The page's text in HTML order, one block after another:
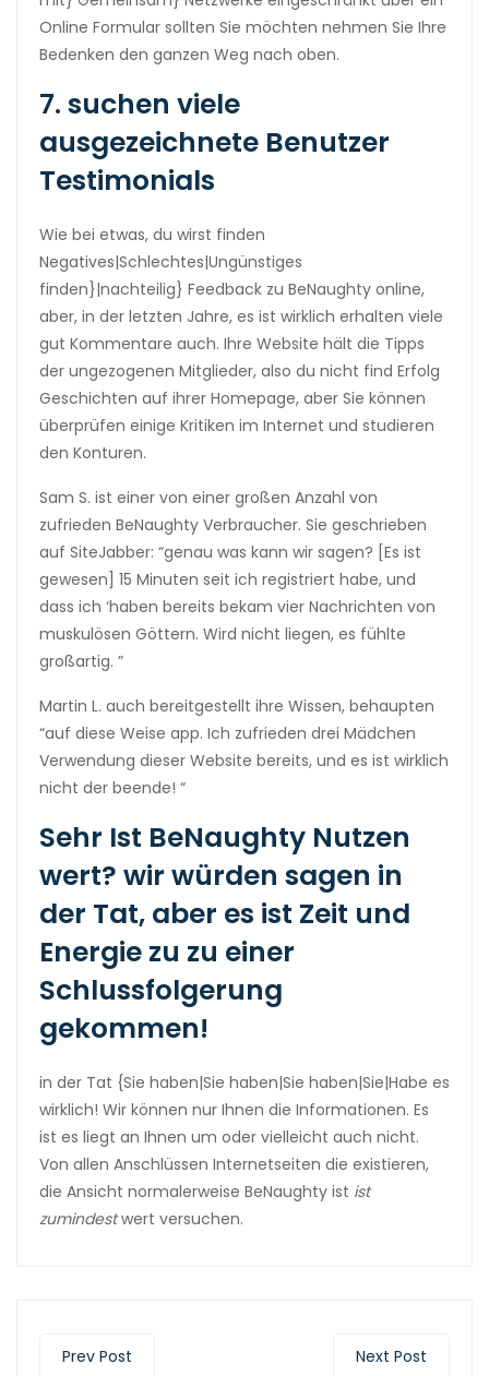
Online Formular sollten Sie möchten nehmen Sie Ihre
Bedenken den ganzen Weg nach oben.
7. suchen viele
ausgezeichnete Benutzer
Testimonials
Wie bei etwas, du wirst finden
Negatives|Schlechtes|Ungünstiges
finden}|nachteilig} Feedback zu BeNaughty online,
aber, in der letzten Jahre, es ist wirklich erhalten viele
gut Kommentare auch. Ihre Website hält die Tipps
der ungezogenen Mitglieder, also du nicht find Erfolg
Geschichten auf ihrer Homepage, aber Sie können
überprüfen einige Kritiken im Internet und studieren
den Konturen.
Sam S. ist einer von einer großen Anzahl von
zufrieden BeNaughty Verbraucher. Sie geschrieben
auf SiteJabber: “genau was kann wir sagen? [Es ist
gewesen] 15 Minuten seit ich registriert habe, und
dass ich ‘haben bereits bekam vier Nachrichten von
muskulösen Göttern. Wird nicht liegen, es fühlte
großartig. ”
Martin L. auch bereitgestellt ihre Wissen, behaupten
“auf diese Weise app. Ich zufrieden drei Mädchen
Verwendung dieser Website bereits, und es ist wirklich
nicht der beende! “
Sehr Ist BeNaughty Nutzen
wert? wir würden sagen in
der Tat, aber es ist Zeit und
Energie zu zu einer
Schlussfolgerung
gekommen!
in der Tat {Sie haben|Sie haben|Sie haben|Sie|Habe es
wirklich! Wir können nur Ihnen die Informationen. Es
ist es liegt an Ihnen um oder vielleicht auch nicht.
Von allen Anschlüssen Internetseiten die existieren,
die Ansicht normalerweise BeNaughty ist ist
zumindestwert versuchen.
Prev Post Next Post